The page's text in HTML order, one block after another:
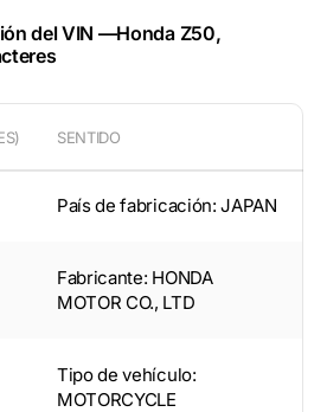
del VIN —Honda Z50,
SENTIDO
País de fabricación: JAPAN
Fabricante: HONDA
MOTOR CO., LTD
Tipo de vehículo:
MOTORCYCLE